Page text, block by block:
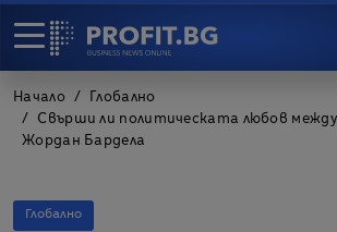
Начало
Глобално
Свърши ли политическата любов
Жордан Бардела
Глобално